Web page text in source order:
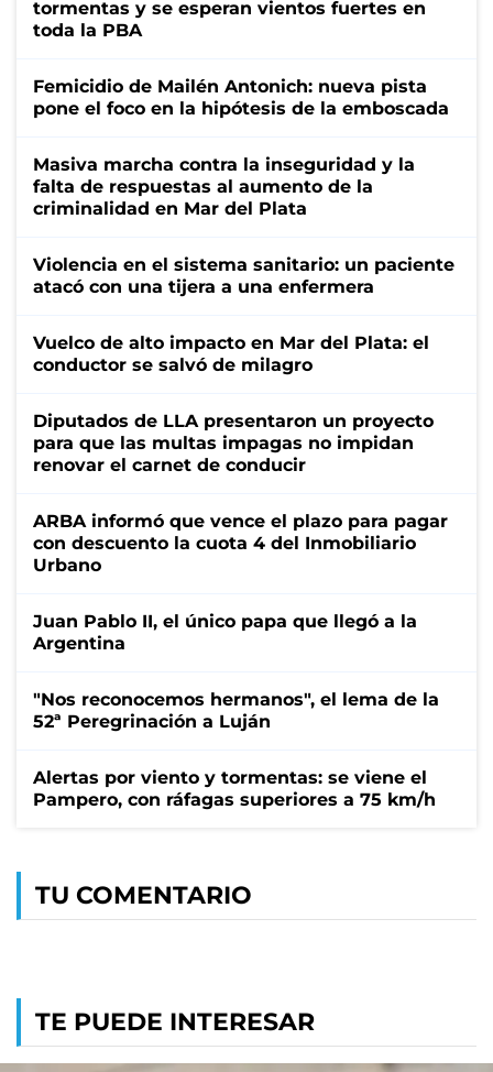
tormentas y se esperan vientos fuertes en
toda la PBA
Femicidio de Mailén Antonich: nueva pista
pone el foco en la hipótesis de la emboscada
Masiva marcha contra la inseguridad y la
falta de respuestas al aumento de la
criminalidad en Mar del Plata
Violencia en el sistema sanitario: un paciente
atacó con una tijera a una enfermera
Vuelco de alto impacto en Mar del Plata: el
conductor se salvó de milagro
Diputados de LLA presentaron un proyecto
para que las multas impagas no impidan
renovar el carnet de conducir
ARBA informó que vence el plazo para pagar
con descuento la cuota 4 del Inmobiliario
Urbano
Juan Pablo II, el único papa que llegó a la
Argentina
"Nos reconocemos hermanos", el lema de la
52ª Peregrinación a Luján
Alertas por viento y tormentas: se viene el
Pampero, con ráfagas superiores a 75 km/h
TU COMENTARIO
TE PUEDE INTERESAR